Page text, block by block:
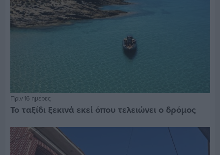
Πριν 16 ημέρες
Το ταξίδι ξεκινά εκεί όπου τελειώνει ο δρόμος